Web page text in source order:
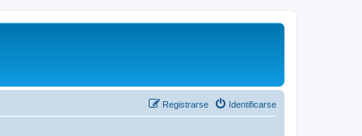
Identificarse
Registrarse